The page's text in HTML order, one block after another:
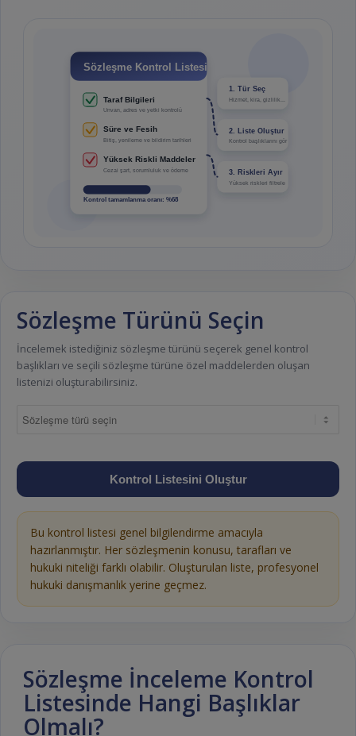
Sözleşme Kontrol Listesi
Taraf Bilgileri
Unvan, adres ve yetki kontrolü
Süre ve Fesih
Bitiş, yenileme ve bildirim tarihleri
Yüksek Riskli Maddeler
Cezai şart, sorumluluk ve ödeme
Kontrol tamamlanma oranı: %68
1. Tür Seç
Hizmet, kira, gizlilik...
2. Liste Oluştur
Kontrol başlıklarını gör
3. Riskleri Ayır
Yüksek riskleri filtrele
Sözleşme Türünü Seçin
İncelemek istediğiniz sözleşme türünü seçerek genel kontrol
başlıkları ve seçili sözleşme türüne özel maddelerden oluşan
listenizi oluşturabilirsiniz.
Kontrol Listesini Oluştur
Bu kontrol listesi genel bilgilendirme amacıyla
hazırlanmıştır. Her sözleşmenin konusu, tarafları ve
hukuki niteliği farklı olabilir. Oluşturulan liste, profesyonel
hukuki danışmanlık yerine geçmez.
Sözleşme İnceleme Kontrol
Listesinde Hangi Başlıklar
Olmalı?